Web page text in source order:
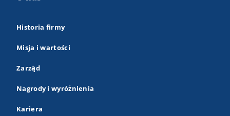
Historia firmy
Misja i wartości
Zarząd
Nagrody i wyróżnienia
Kariera